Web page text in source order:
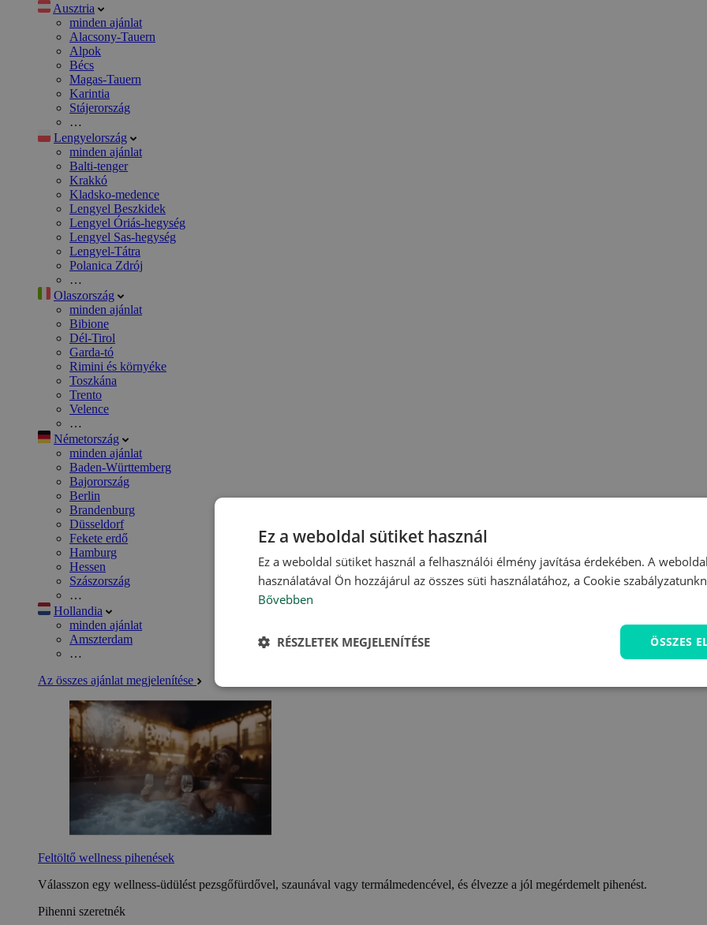
Ausztria
minden ajánlat
Alacsony-Tauern
Alpok
Bécs
Magas-Tauern
Karintia
Stájerország
…
Lengyelország
minden ajánlat
Balti-tenger
Krakkó
Kladsko-medence
Lengyel Beszkidek
Lengyel Óriás-hegység
Lengyel Sas-hegység
Lengyel-Tátra
Polanica Zdrój
…
Olaszország
minden ajánlat
Bibione
Dél-Tirol
Garda-tó
Rimini és környéke
Toszkána
Trento
Velence
…
Németország
minden ajánlat
Baden-Württemberg
Bajorország
Berlin
Brandenburg
Düsseldorf
Fekete erdő
Hamburg
Hessen
Szászország
…
Hollandia
minden ajánlat
Amszterdam
…
Az összes ajánlat megjelenítése
Feltöltő wellness pihenések
Válasszon egy wellness-üdülést pezsgőfürdővel, szaunával vagy termálmedencével, és élvezze a jól megérdemelt pihenést.
Pihenni szeretnék
Ez a weboldal sütiket használ
Ez a weboldal sütiket használ a felhasználói élmény javítása érdekében. A
használatával Ön hozzájárul az összes süti használatához, a Cookie
Bővebben
ÖSSZES
RÉSZLETEK MEGJELENÍTÉSE